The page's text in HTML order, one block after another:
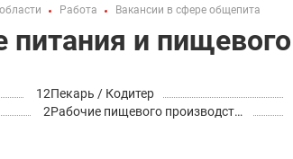
Работа Вакансии в сфере общепита
питания и
12Пекарь / Кодитер
2 Рабочие пищевого производства